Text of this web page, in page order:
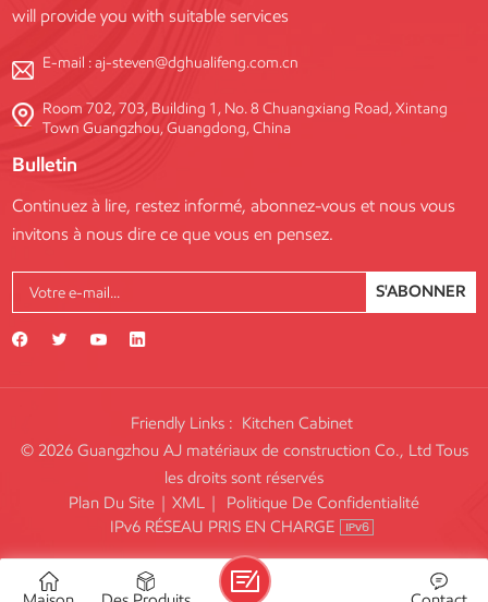
will provide you with suitable services
E-mail :aj-steven@dghualifeng.com.cn
Room 702, 703, Building 1, No. 8 Chuangxiang Road, Xintang
Town Guangzhou, Guangdong, China
Bulletin
Continuez à lire, restez informé, abonnez-vous et nous vous
invitons à nous dire ce que vous en pensez.
S'ABONNER
Friendly Links : Kitchen Cabinet
© 2026 Guangzhou AJ matériaux de construction Co., Ltd Tous
les droits sont réservés
Plan Du Site | XML |
Politique De Confidentialité
IPv6 RÉSEAU PRIS EN CHARGE